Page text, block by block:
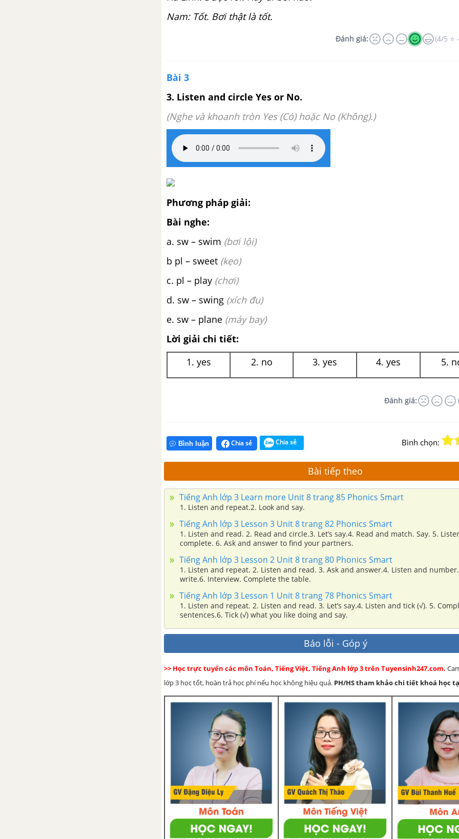
Nam: Tốt. Bơi thật là tốt.
Đánh giá: (4/5 ⭐
Bài 3
3. Listen and circle Yes or No.
(Nghe và khoanh tròn Yes (Có) hoặc No (Không).)
Phương pháp giải:
Bài nghe:
a. sw – swim (bơi lội)
b pl – sweet (kẹo)
c. pl – play (chơi)
d. sw – swing (xích đu)
e. sw – plane (máy bay)
Lời giải chi tiết:
1. yes
2. no 3. yes 4. yes 5.
Đánh giá:
Bình luận Chia sẻ Chia sẻ Bình chọn:
Bài tiếp theo
Tiếng Anh lớp 3 Learn more Unit 8 trang 85 Phonics Smart
1. Listen and repeat.2. Look and say.
Tiếng Anh lớp 3 Lesson 3 Unit 8 trang 82 Phonics Smart
1. Listen and read. 2. Read and circle.3. Let’s say.4. Read and match. Say. 5.
complete. 6. Ask and answer to find your partners.
Tiếng Anh lớp 3 Lesson 2 Unit 8 trang 80 Phonics Smart
1. Listen and repeat. 2. Listen and read. 3. Ask and answer.4. Listen and
write.6. Interview. Complete the table.
Tiếng Anh lớp 3 Lesson 1 Unit 8 trang 78 Phonics Smart
1. Listen and repeat. 2. Listen and read. 3. Let’s say.4. Listen and tick (√). 5.
sentences.6. Tick (√) what you like doing and say.
Báo lỗi - Góp ý
>> Học trực tuyến các môn Toán, Tiếng Việt, Tiếng Anh lớp 3 trên Tuyensinh247.com.
lớp 3 học tốt, hoàn trả học phí nếu học không hiệu quả. PH/HStham khảo chi tiết khoá học